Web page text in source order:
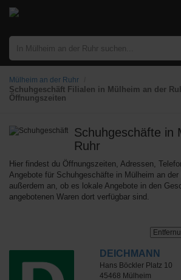
Mülheim an der Ruhr
Schuhgeschäft Filialen in Mülheim an der
Öffnungszeiten
Schuhgeschäfte in
Ruhr
Hier findest du Öffnungszeiten, Adressen,
Angebote für Schuhgeschäfte in Mülheim an
außerdem an, ob es lokale Angebote in den
angebotenen Waren dort verfügbar sind.
DEICHMANN
Hans Böckler Platz 10
45468 Mülheim